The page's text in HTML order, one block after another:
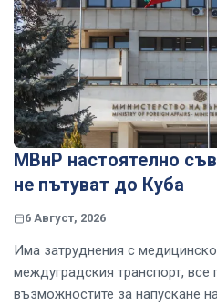
МВнР настоятелно
не пътуват до Куба
6 Август, 2026
Има затруднения с
междуградския транспорт, все
възможностите за напускане